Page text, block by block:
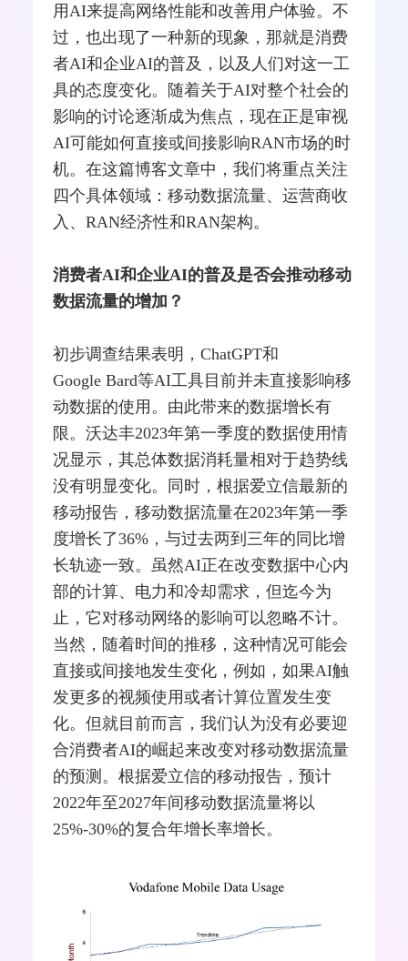
用AI来提高网络性能和改善用户体验。不
过，也出现了一种新的现象，那就是消费
者AI和企业AI的普及，以及人们对这一工
具的态度变化。随着关于AI对整个社会的
影响的讨论逐渐成为焦点，现在正是审视
AI可能如何直接或间接影响RAN市场的时
机。在这篇博客文章中，我们将重点关注
四个具体领域：移动数据流量、运营商收
入、RAN经济性和RAN架构。
消费者AI和企业AI的普及是否会推动移动
数据流量的增加？
初步调查结果表明，ChatGPT和
Google Bard等AI工具目前并未直接影响移
动数据的使用。由此带来的数据增长有
限。沃达丰2023年第一季度的数据使用情
况显示，其总体数据消耗量相对于趋势线
没有明显变化。同时，根据爱立信最新的
移动报告，移动数据流量在2023年第一季
度增长了36%，与过去两到三年的同比增
长轨迹一致。虽然AI正在改变数据中心内
部的计算、电力和冷却需求，但迄今为
止，它对移动网络的影响可以忽略不计。
当然，随着时间的推移，这种情况可能会
直接或间接地发生变化，例如，如果AI触
发更多的视频使用或者计算位置发生变
化。但就目前而言，我们认为没有必要迎
合消费者AI的崛起来改变对移动数据流量
的预测。根据爱立信的移动报告，预计
2022年至2027年间移动数据流量将以
25%-30%的复合年增长率增长。